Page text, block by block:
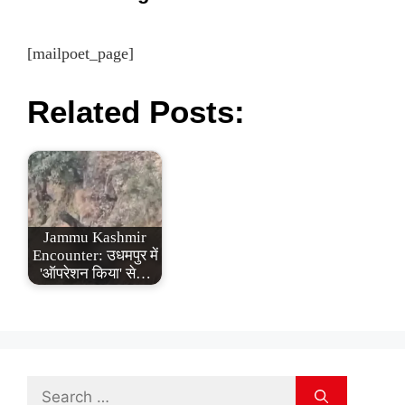
[mailpoet_page]
Related Posts:
Jammu Kashmir
Encounter: उधमपुर में
'ऑपरेशन किया' से…
Search